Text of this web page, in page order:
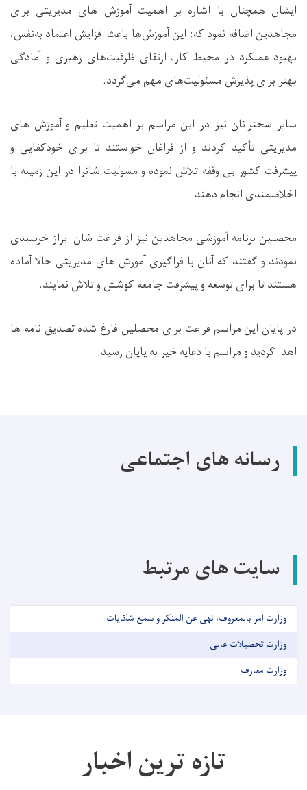
ایشان همچنان با اشاره بر اهمیت آموزش های مدیریتی برای
مجاهدین اضافه نمود که: این آموزش‌ها باعث افزایش اعتماد به‌نفس،
بهبود عملکرد در محیط کار، ارتقای ظرفیت‌های رهبری و آمادگی
بهتر برای پذیرش مسئولیت‌های مهم می‌گردد.
سایر سخنرانان نیز در این مراسم بر اهمیت تعلیم و آموزش های
مدیریتی تأکید کردند و از فراغان خواستند تا برای خودکفایی و
پیشرفت کشور بی وقفه تلاش نموده و مسولیت شانرا در این زمینه با
اخلاصمندی انجام دهند.
محصلین برنامه آموزشی مجاهدین نیز از فراغت شان ابراز خرسندی
نمودند و گفتند که آنان با فراگیری آموزش های مدیریتی حالا آماده
هستند تا برای توسعه و پیشرفت جامعه کوشش و تلاش نمایند.
در پایان این مراسم فراغت برای محصلین فارغ شده تصدیق نامه ها
اهدا گردید و مراسم با دعایه خیر به پایان رسید.
رسانه های اجتماعی
سایت های مرتبط
وزارت امر بالمعروف، نهی عن المنکر و سمع شکایات
وزارت تحصیلات عالی
وزارت معارف
تازه ترین اخبار